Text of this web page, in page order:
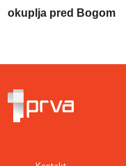
okuplja pred Bogom